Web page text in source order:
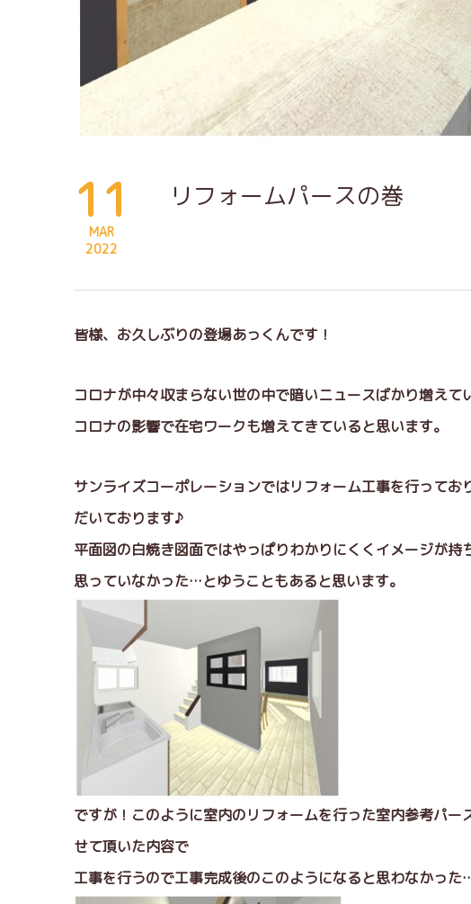
11
MAR
2022
リフォームパースの巻
皆様、お久しぶりの登場あっくんです！
コロナが中々収まらない世の中で暗いニュースばかり増えて
コロナの影響で在宅ワークも増えてきていると思います。
サンライズコーポレーションではリフォーム工事を行って
だいております♪
平面図の白焼き図面ではやっぱりわかりにくくイメージが
思っていなかった…とゆうこともあると思います。
ですが！このように室内のリフォームを行った室内参考パ
せて頂いた内容で
工事を行うので工事完成後のこのようになると思わなかった